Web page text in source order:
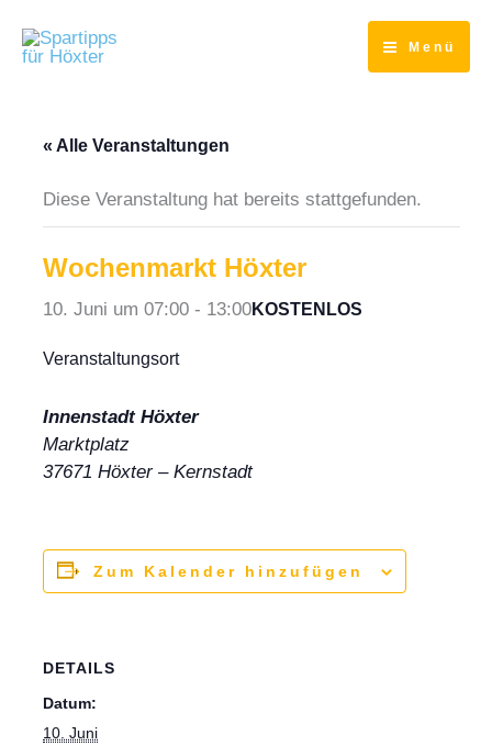
Inhalt
springen
Menü
« Alle Veranstaltungen
Diese Veranstaltung hat bereits stattgefunden.
Wochenmarkt Höxter
10. Juni um 07:00 - 13:00KOSTENLOS
Veranstaltungsort
Innenstadt Höxter
Marktplatz
37671Höxter– Kernstadt
Zum Kalender hinzufügen
DETAILS
Datum:
10. Juni